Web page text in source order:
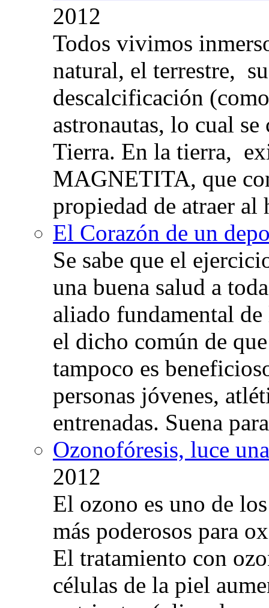
2012
Todos vivimos
natural, el terrestre,
descalcificación
astronautas, lo cual
Tierra. En la tierra,
MAGNETITA, que
propiedad de atraer
El Corazón de un
Se sabe que el
una buena salud a
aliado fundamental
el dicho común de
tampoco es
personas jóvenes,
entrenadas. Suena
Ozonofóresis, luce
2012
El ozono es uno de
más poderosos para
El tratamiento con
células de la piel